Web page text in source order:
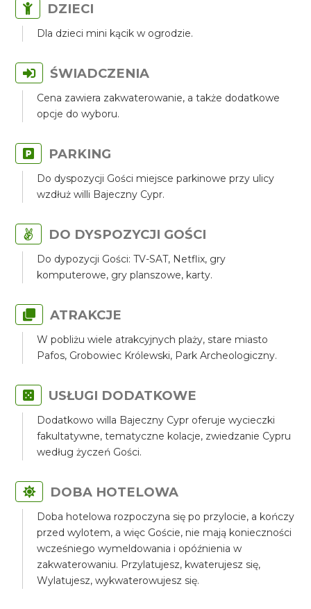
DZIECI
Dla dzieci mini kącik w ogrodzie.
ŚWIADCZENIA
Cena zawiera zakwaterowanie, a także dodatkowe
opcje do wyboru.
PARKING
Do dyspozycji Gości miejsce parkinowe przy ulicy
wzdłuż willi Bajeczny Cypr.
DO DYSPOZYCJI GOŚCI
Do dypozycji Gości: TV-SAT, Netflix, gry
komputerowe, gry planszowe, karty.
ATRAKCJE
W pobliżu wiele atrakcyjnych plaży, stare miasto
Pafos, Grobowiec Królewski, Park Archeologiczny.
USŁUGI DODATKOWE
Dodatkowo willa Bajeczny Cypr oferuje wycieczki
fakultatywne, tematyczne kolacje, zwiedzanie Cypru
według życzeń Gości.
DOBA HOTELOWA
Doba hotelowa rozpoczyna się po przylocie, a kończy
przed wylotem, a więc Goście, nie mają konieczności
wcześniego wymeldowania i opóźnienia w
zakwaterowaniu. Przylatujesz, kwaterujesz się,
Wylatujesz, wykwaterowujesz się.